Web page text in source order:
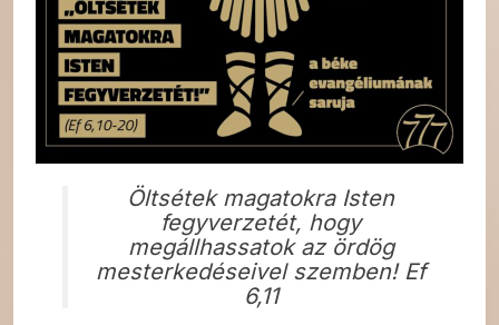
Öltsétek magatokra Isten
fegyverzetét, hogy
megállhassatok az ördög
mesterkedéseivel szemben! Ef
6,11